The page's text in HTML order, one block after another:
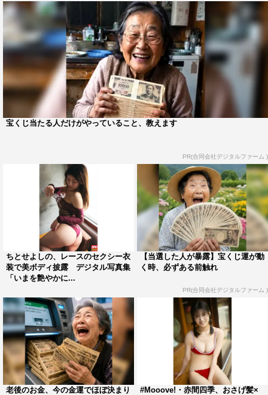
宝くじ当たる人だけがやっていること、教えます
PR(合同会社デジタルファーム )
ちとせよしの、レースのセクシー衣
装で美ボディ披露 デジタル写真集
「いまを艶やかに...
【当選した人が暴露】宝くじ運が動
く時、必ずある前触れ
PR(合同会社デジタルファーム )
老後のお金、今の金運でほぼ決まり
#Mooove!・赤間四季、おさげ髪×